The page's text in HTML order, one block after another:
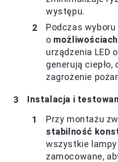
występu.
Podczas
o
urządzenia LED
generują
zagrożenie
Instalacja i
Przy montażu
stabilność
wszystkie lampy
zamocowane,